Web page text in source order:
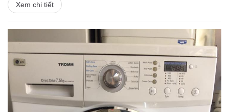
Xem chi tiết